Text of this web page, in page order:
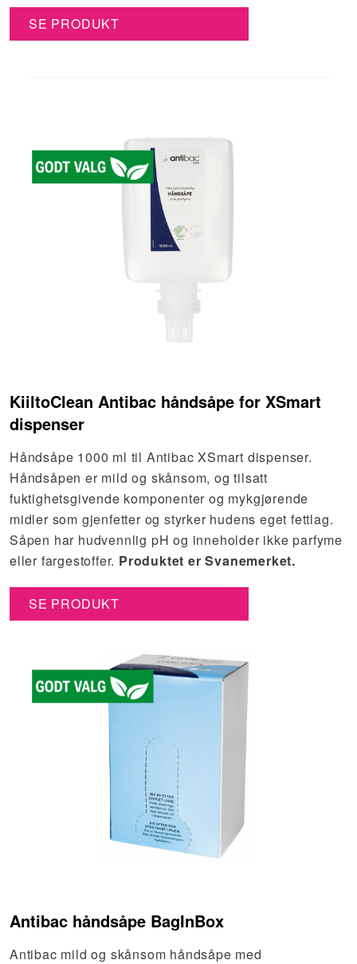
SE PRODUKT
KiiltoClean Antibac håndsåpe for XSmart
dispenser
Håndsåpe 1000 ml til Antibac XSmart dispenser.
Håndsåpen er mild og skånsom, og tilsatt
fuktighetsgivende komponenter og mykgjørende
midler som gjenfetter og styrker hudens eget fettlag.
Såpen har hudvennlig pH og inneholder ikke parfyme
eller fargestoffer. Produktet er Svanemerket.
SE PRODUKT
Antibac håndsåpe BagInBox
Antibac mild og skånsom håndsåpe med